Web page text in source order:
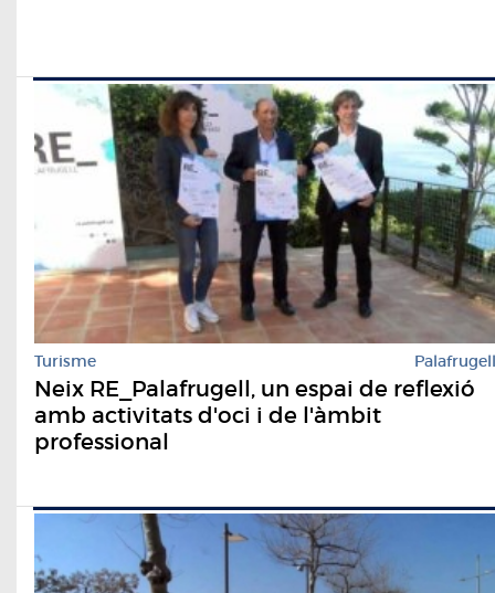
Turisme Palafrugell
Neix RE_Palafrugell, un espai de reflexió
amb activitats d'oci i de l'àmbit
professional